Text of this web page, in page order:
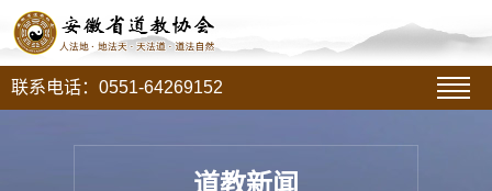
联系电话：0551-64269152
道教新闻